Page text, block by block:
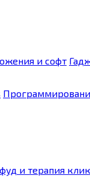
и софт
и терапия